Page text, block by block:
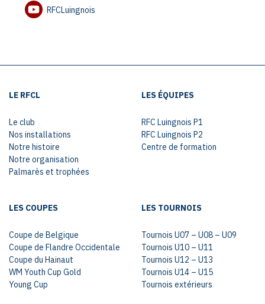
RFCLuingnois
LE RFCL
Le club
Nos installations
Notre histoire
Notre organisation
Palmarès et trophées
LES ÉQUIPES
RFC Luingnois P1
RFC Luingnois P2
Centre de formation
LES COUPES
Coupe de Belgique
Coupe de Flandre Occidentale
Coupe du Hainaut
WM Youth Cup Gold
Young Cup
LES TOURNOIS
Tournois U07 – U08 – U09
Tournois U10 – U11
Tournois U12 – U13
Tournois U14 – U15
Tournois extérieurs